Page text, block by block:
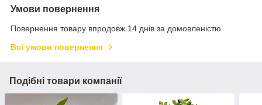
Умови повернення
Повернення товару впродовж 14 днів за домовленістю
Всі умови повернення
Подібні товари компанії